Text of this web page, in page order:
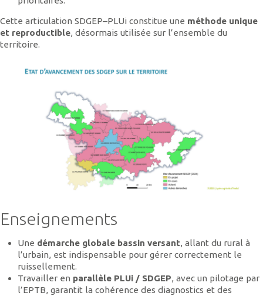
Cette articulation SDGEP–PLUi constitue une méthode unique
et reproductible, désormais utilisée sur l’ensemble du
territoire.
Enseignements
Une démarche globale bassin versant, allant du rural à
l’urbain, est indispensable pour gérer correctement le
ruissellement.
Travailler en parallèle PLUi / SDGEP, avec un pilotage par
l’EPTB, garantit la cohérence des diagnostics et des